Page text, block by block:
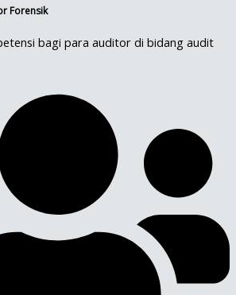
Forensik
bagi para auditor di bidang audit